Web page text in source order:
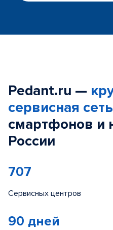
Pedant.ru —
сервисная сеть
смартфонов и
России
707
Сервисных центров
90 дней